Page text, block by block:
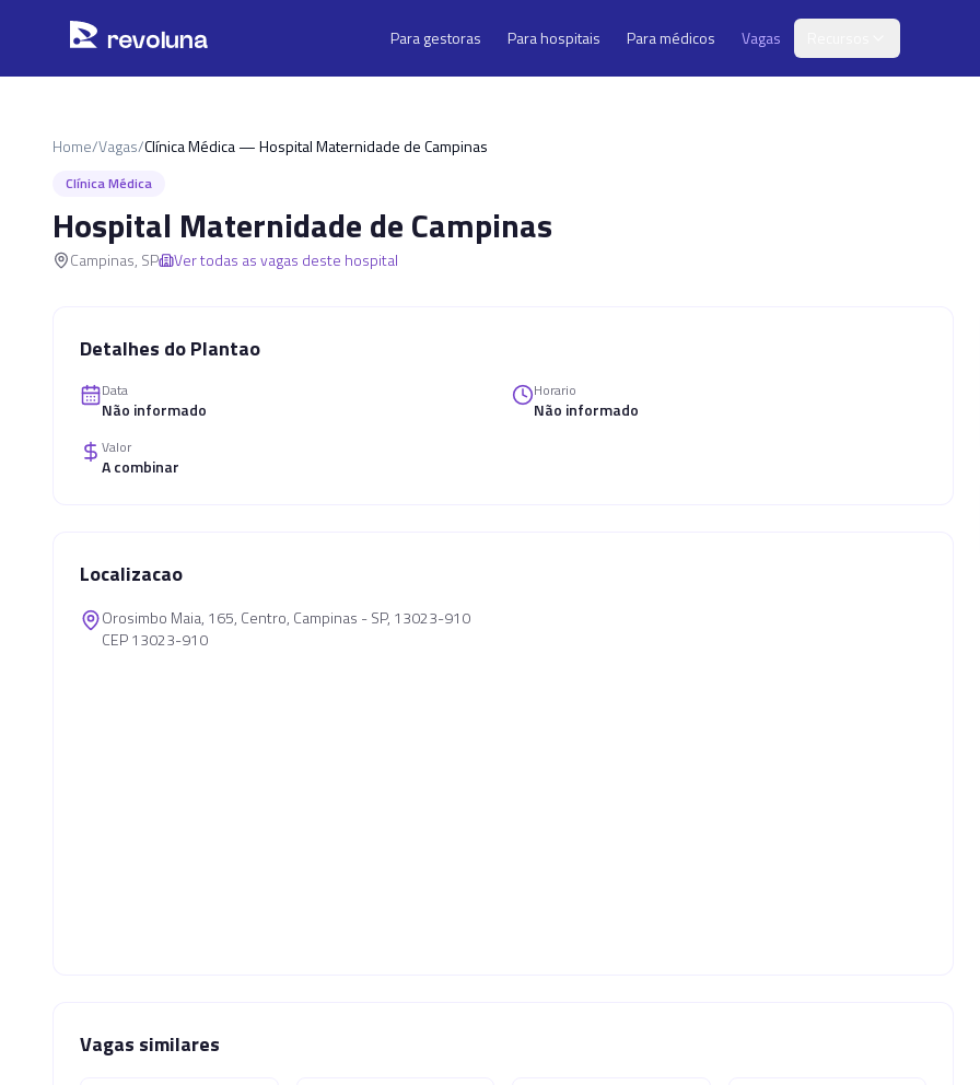
revoluna Para gestoras Para hospitais Para médicos Vagas
Home/Vagas/Clínica Médica — Hospital Maternidade de Campinas
Clínica Médica
Hospital Maternidade de Campinas
Campinas, SP Ver todas as vagas deste hospital
Detalhes do Plantao
Data
Não informado
Horario
Não informado
Valor
A combinar
Localizacao
Orosimbo Maia, 165, Centro, Campinas - SP, 13023-910
CEP 13023-910
Vagas similares